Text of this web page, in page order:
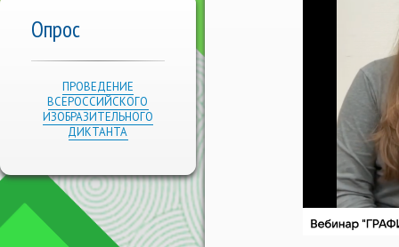
Опрос
ПРОВЕДЕНИЕ
ВСЕРОССИЙСКОГО
ИЗОБРАЗИТЕЛЬНОГО
ДИКТАНТА